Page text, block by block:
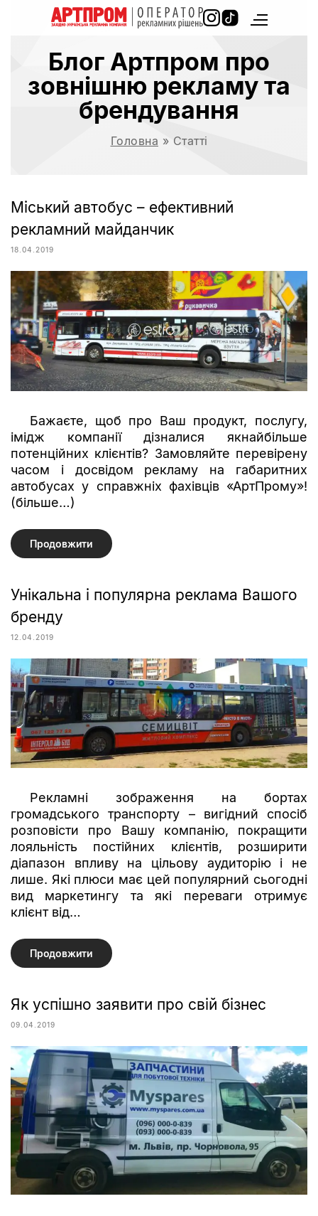
Блог Артпром про
зовнішню рекламу та
брендування
Головна » Статті
Міський автобус – ефективний
рекламний майданчик
18.04.2019
Бажаєте, щоб про Ваш продукт, послугу,
імідж компанії дізналися якнайбільше
потенційних клієнтів? Замовляйте перевірену
часом і досвідом рекламу на габаритних
автобусах у справжніх фахівців «АртПрому»!
(більше…)
Продовжити
Унікальна і популярна реклама Вашого
бренду
12.04.2019
Рекламні зображення на бортах
громадського транспорту – вигідний спосіб
розповісти про Вашу компанію, покращити
лояльність постійних клієнтів, розширити
діапазон впливу на цільову аудиторію і не
лише. Які плюси має цей популярний сьогодні
вид маркетингу та які переваги отримує
клієнт від…
Продовжити
Як успішно заявити про свій бізнес
09.04.2019